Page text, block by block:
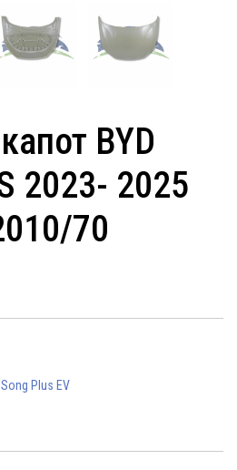
BYD
2023- 2025
70
Song Plus EV